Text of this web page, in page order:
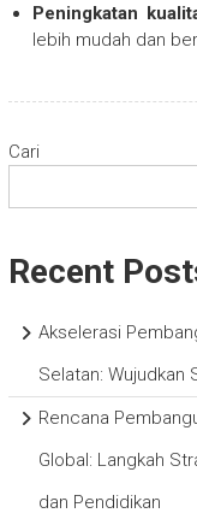
Peningkatan
lebih mudah dan
Cari
Recent
Akselerasi
Selatan: Wujudkan
Rencana
Global: Langkah
dan Pendidikan